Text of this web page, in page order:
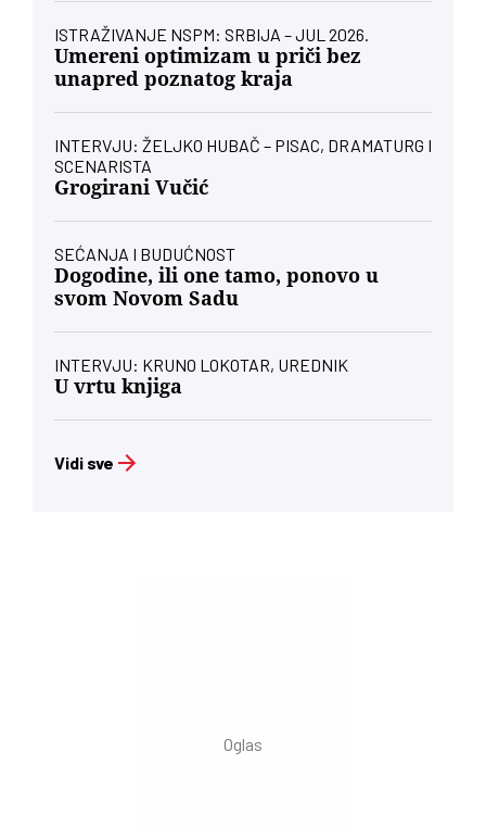
ISTRAŽIVANJE NSPM: SRBIJA – JUL 2026.
Umereni optimizam u priči bez
unapred poznatog kraja
INTERVJU: ŽELJKO HUBAČ – PISAC, DRAMATURG I
SCENARISTA
Grogirani Vučić
SEĆANJA I BUDUĆNOST
Dogodine, ili one tamo, ponovo u
svom Novom Sadu
INTERVJU: KRUNO LOKOTAR, UREDNIK
U vrtu knjiga
Vidi sve